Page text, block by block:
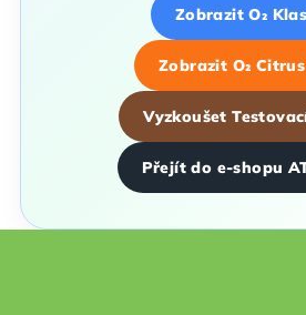
Zobrazit O₂
Zobrazit O₂
Vyzkoušet
Přejít do e-shopu